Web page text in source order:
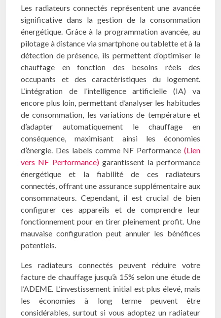
Les radiateurs connectés représentent une avancée
significative dans la gestion de la consommation
énergétique. Grâce à la programmation avancée, au
pilotage à distance via smartphone ou tablette et à la
détection de présence, ils permettent d’optimiser le
chauffage en fonction des besoins réels des
occupants et des caractéristiques du logement.
L’intégration de l’intelligence artificielle (IA) va
encore plus loin, permettant d’analyser les habitudes
de consommation, les variations de température et
d’adapter automatiquement le chauffage en
conséquence, maximisant ainsi les économies
d’énergie. Des labels comme NF Performance (Lien
vers NF Performance)garantissent la performance
énergétique et la fiabilité de ces radiateurs
connectés, offrant une assurance supplémentaire aux
consommateurs. Cependant, il est crucial de bien
configurer ces appareils et de comprendre leur
fonctionnement pour en tirer pleinement profit. Une
mauvaise configuration peut annuler les bénéfices
potentiels.
Les radiateurs connectés peuvent réduire votre
facture de chauffage jusqu’à 15% selon une étude de
l’ADEME. L’investissement initial est plus élevé, mais
les économies à long terme peuvent être
considérables, surtout si vous adoptez un radiateur